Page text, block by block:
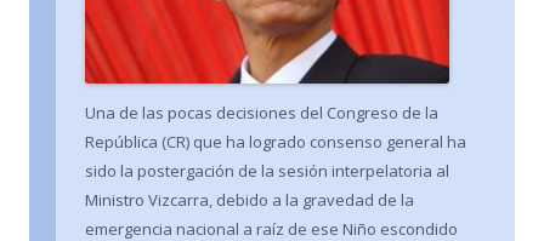
Una de las pocas decisiones del Congreso de la
República (CR) que ha logrado consenso general ha
sido la postergación de la sesión interpelatoria al
Ministro Vizcarra, debido a la gravedad de la
emergencia nacional a raíz de ese Niño escondido